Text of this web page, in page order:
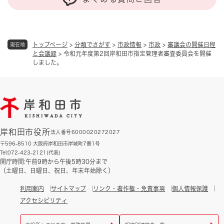
現在地 トップページ > 分類でさがす > 市政情報 > 市政 > 審議会の開催日程
と会議録 > 令和元年度第2回岸和田市指定管理者審査委員会を開催
しました。
岸和田市役所法人番号6000020272027
〒596-8510 大阪府岸和田市岸城町7番1号
Tel:072-423-2121(代表)
開庁時間:午前9時から午後5時30分まで
（土曜日、日曜日、祝日、年末年始除く）
利用案内 サイトマップ リンク・著作権・免責事項
個人情報保護
アクセシビリティ